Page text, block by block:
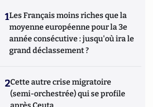
1Les Français moins riches que la
moyenne européenne pour la 3e
année consécutive : jusqu'où ira le
grand déclassement ?
2Cette autre crise migratoire
(semi-orchestrée) qui se profile